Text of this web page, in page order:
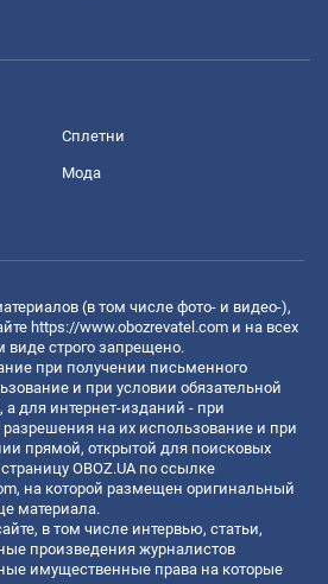
Сплетни
Мода
(в том числе фото- и видео-),
https://www.obozrevatel.com и на всех
строго запрещено.
при получении письменного
и при условии обязательной
а для интернет-изданий - при
на их использование и при
прямой, открытой для поисковых
OBOZ.UA по ссылке
, на которой размещен оригинальный
материала.
в том числе интервью, статьи,
произведения журналистов
имущественные права на которые